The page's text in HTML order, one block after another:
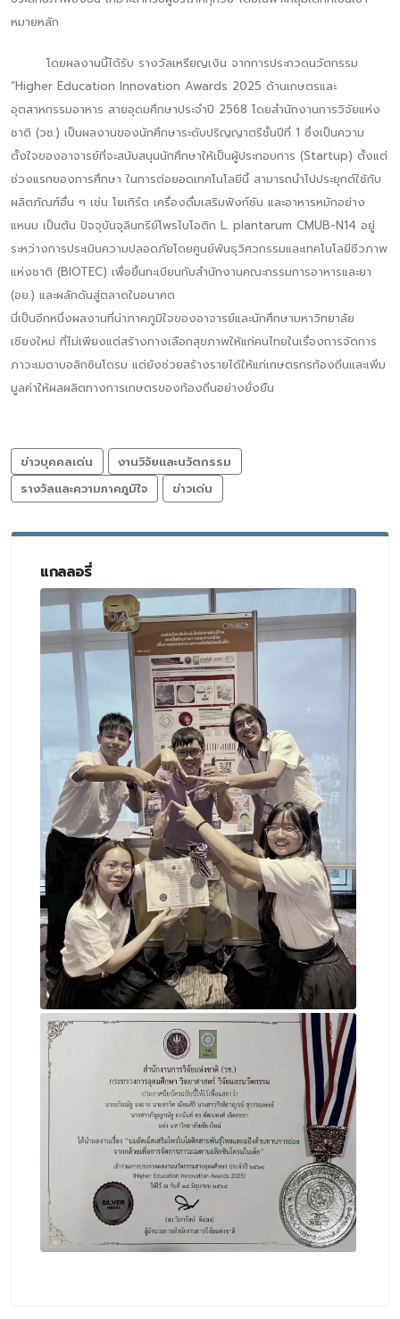
หมายหลัก
โดยผลงานนี้ได้รับ รางวัลเหรียญเงิน จากการประกวดนวัตกรรม
“Higher Education Innovation Awards 2025 ด้านเกษตรและ
อุตสาหกรรมอาหาร สายอุดมศึกษาประจำปี 2568 โดยสำนักงานการวิจัยแห่ง
ชาติ (วช.) เป็นผลงานของนักศึกษาระดับปริญญาตรีชั้นปีที่ 1 ซึ่งเป็นความ
ตั้งใจของอาจารย์ที่จะสนับสนุนนักศึกษาให้เป็นผู้ประกอบการ (Startup) ตั้งแต่
ช่วงแรกของการศึกษา ในการต่อยอดเทคโนโลยีนี้ สามารถนำไปประยุกต์ใช้กับ
ผลิตภัณฑ์อื่น ๆ เช่น โยเกิร์ต เครื่องดื่มเสริมฟังก์ชัน และอาหารหมักอย่าง
แหนม เป็นต้น ปัจจุบันจุลินทรีย์โพรไบโอติก L. plantarum CMUB-N14 อยู่
ระหว่างการประเมินความปลอดภัยโดยศูนย์พันธุวิศวกรรมและเทคโนโลยีชีวภาพ
แห่งชาติ (BIOTEC) เพื่อขึ้นทะเบียนกับสำนักงานคณะกรรมการอาหารและยา
(อย.) และผลักดันสู่ตลาดในอนาคต
นี่เป็นอีกหนึ่งผลงานที่น่าภาคภูมิใจของอาจารย์และนักศึกษามหาวิทยาลัย
เชียงใหม่ ที่ไม่เพียงแต่สร้างทางเลือกสุขภาพให้แก่คนไทยในเรื่องการจัดการ
ภาวะเมตาบอลิกซินโดรม แต่ยังช่วยสร้างรายได้ให้แก่เกษตรกรท้องถิ่นและเพิ่ม
มูลค่าให้ผลผลิตทางการเกษตรของท้องถิ่นอย่างยั่งยืน
ข่าวบุคคลเด่น
งานวิจัยและนวัตกรรม
รางวัลและความภาคภูมิใจ
ข่าวเด่น
แกลลอรี่